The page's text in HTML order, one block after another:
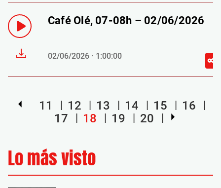
Café Olé, 07-08h – 02/06/2026
02/06/2026 · 1:00:00
11 12 13 14 15
16
17
18 19 20
Lo más visto